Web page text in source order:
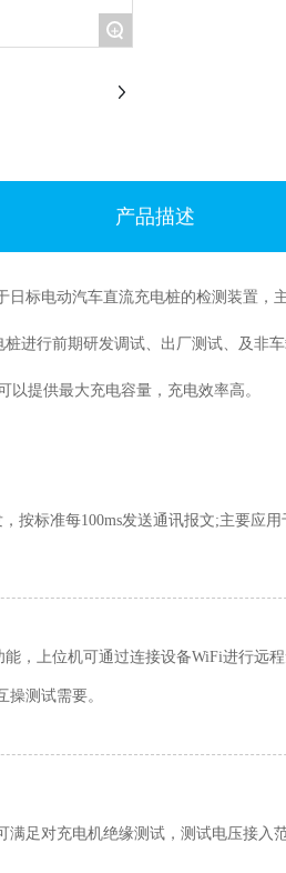
+
产品描述
日标电动汽车直流充电桩的检测装置，
进行前期研发调试、出厂测试、及非
以提供最大充电容量，充电效率高。
按标准每100ms发送通讯报文;主要应
，上位机可通过连接设备WiFi进行远
操测试需要。
满足对充电机绝缘测试，测试电压接入